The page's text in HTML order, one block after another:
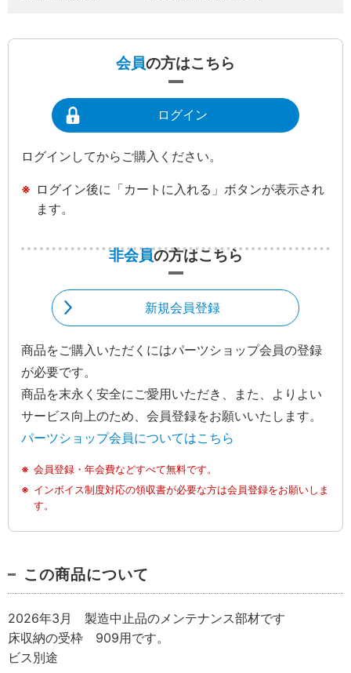
会員の方はこちら
ログイン
ログインしてからご購入ください。
ログイン後に「カートに入れる」ボタンが表示され
ます。
非会員の方はこちら
新規会員登録
商品をご購入いただくにはパーツショップ会員の登録
が必要です。
商品を末永く安全にご愛用いただき、また、よりよい
サービス向上のため、会員登録をお願いいたします。
パーツショップ会員についてはこちら
会員登録・年会費などすべて無料です。
インボイス制度対応の領収書が必要な方は会員登録をお願いしま
す。
この商品について
2026年3月 製造中止品のメンテナンス部材です
床収納の受枠 909用です。
ビス別途